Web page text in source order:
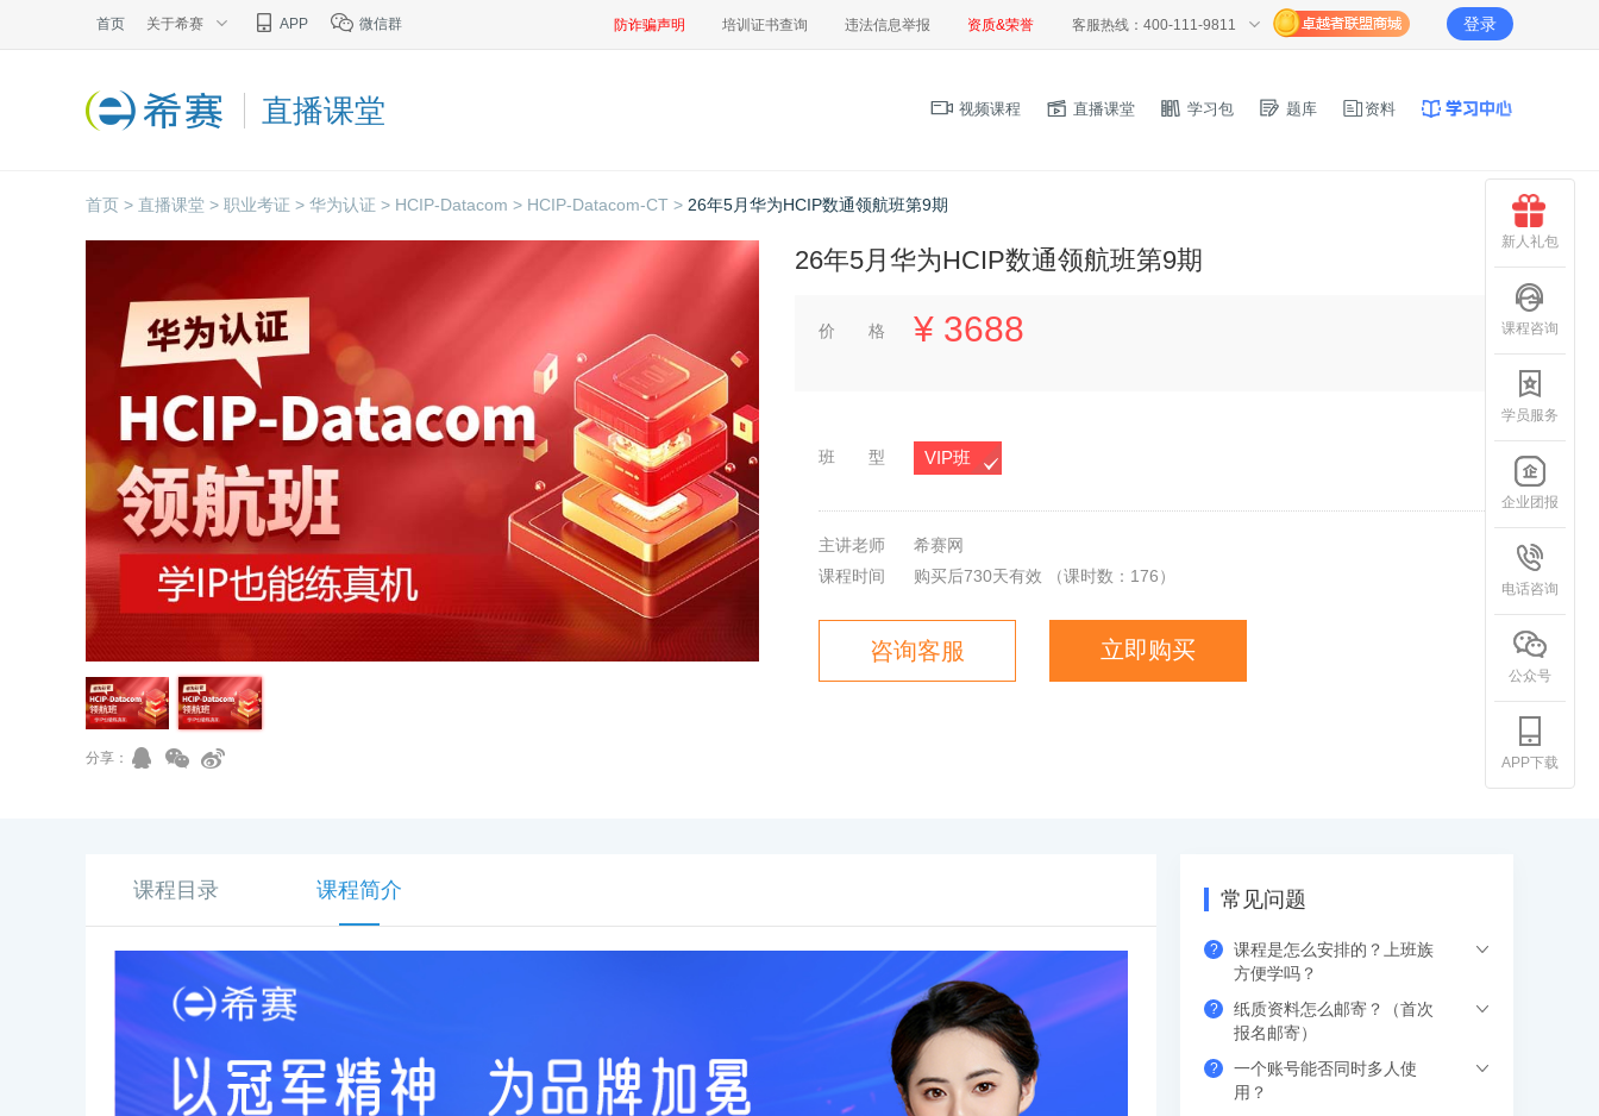
首页 关于希赛 APP 微信群 防诈骗声明 培训证书查询 违法信息举报 资质&荣誉 客服热线：400-111-9811 登录
直播课堂 视频课程 直播课堂 学习包 题库 资料
首页 > 直播课堂 > 职业考证 > 华为认证 > HCIP-Datacom > HCIP-Datacom-CT > 26年5月华为HCIP数通领航班第9期
分享：
26年5月华为HCIP数通领航班第9期
价 格 ¥ 3688
班 型 VIP班
主讲老师
希赛网
课程时间
购买后730天有效 （课时数： 176）
咨询客服 立即购买
课程目录 课程简介 常见问题
?
课程是怎么安排的？上班族
方便学吗？
希赛的直播课程都是安排在工作日的晚上
果错过网络课，也可以看回放，可反复进
?
纸质资料怎么邮寄？（首次
报名邮寄）
支付成功后请填写收货地址信息，资料/图
?
一个账号能否同时多人使
用？
新人礼包
课程咨询
学员服务
企业团报
电话咨询
公众号
APP下载